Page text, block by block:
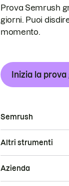
Prova Semrush
giorni. Puoi
momento.
Inizia la
Semrush
Altri strumenti
Azienda